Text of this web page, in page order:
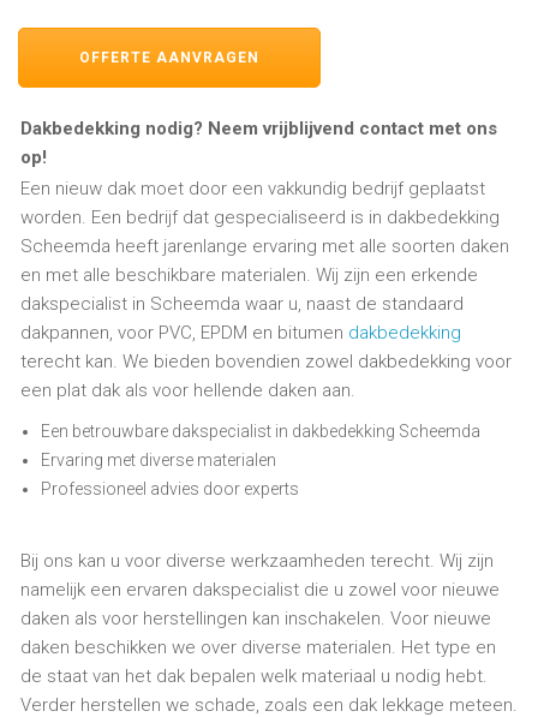
OFFERTE AANVRAGEN
Dakbedekking nodig? Neem vrijblijvend contact met ons
op!
Een nieuw dak moet door een vakkundig bedrijf geplaatst
worden. Een bedrijf dat gespecialiseerd is in dakbedekking
Scheemda heeft jarenlange ervaring met alle soorten daken
en met alle beschikbare materialen. Wij zijn een erkende
dakspecialist in Scheemda waar u, naast de standaard
dakpannen, voor PVC, EPDM en bitumen dakbedekking
terecht kan. We bieden bovendien zowel dakbedekking voor
een plat dak als voor hellende daken aan.
Een betrouwbare dakspecialist in dakbedekking Scheemda
Ervaring met diverse materialen
Professioneel advies door experts
Bij ons kan u voor diverse werkzaamheden terecht. Wij zijn
namelijk een ervaren dakspecialist die u zowel voor nieuwe
daken als voor herstellingen kan inschakelen. Voor nieuwe
daken beschikken we over diverse materialen. Het type en
de staat van het dak bepalen welk materiaal u nodig hebt.
Verder herstellen we schade, zoals een dak lekkage meteen.